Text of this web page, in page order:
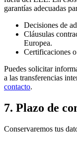
garantías adecuadas
Decisiones de
Cláusulas
Europea.
Certificaciones
Puedes solicitar
a las transferencias
contacto.
7. Plazo de
Conservaremos tus